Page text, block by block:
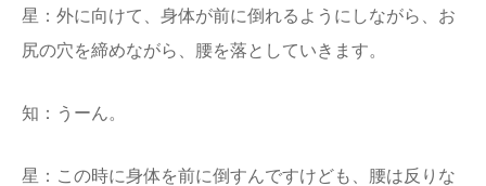
星：外に向けて、身体が前に倒れるようにしながら、お
尻の穴を締めながら、腰を落としていきます。
知：うーん。
星：この時に身体を前に倒すんですけども、腰は反りな